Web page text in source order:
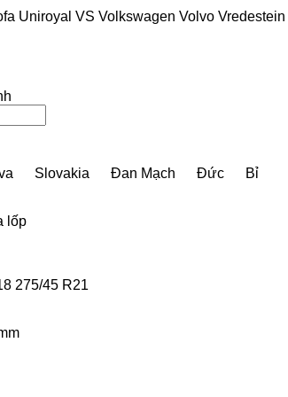
Uniroyal VS Volkswagen Volvo Vredestein
Slovakia Đan Mạch Đức
Bỉ
lốp
275/45 R21